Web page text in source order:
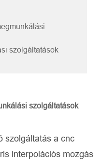
szolgáltatások
szolgáltatások
szolgáltatás a cnc
interpolációs mozgás